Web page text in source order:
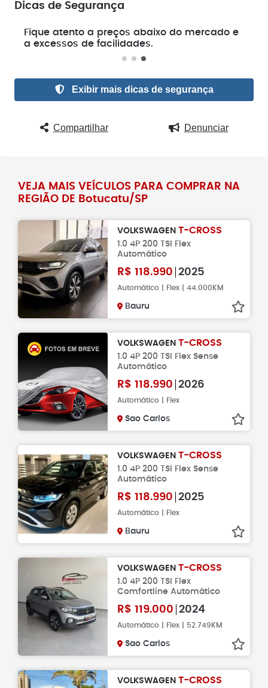
Dicas de Segurança
Fique atento a preços abaixo do mercado e
a excessos de facilidades.
Exibir mais dicas de segurança
Compartilhar Denunciar
VEJA MAIS VEÍCULOS PARA COMPRAR NA
REGIÃO DE Botucatu/SP
VOLKSWAGEN T-CROSS
1.0 4P 200 TSI Flex
Automático
R$ 118.990 2025
Automático | Flex | 44.000KM
Bauru
VOLKSWAGEN T-CROSS
1.0 4P 200 TSI Flex Sense
Automático
R$ 118.990 2026
Automático | Flex
Sao Carlos
VOLKSWAGEN T-CROSS
1.0 4P 200 TSI Flex Sense
Automático
R$ 118.990 2025
Automático | Flex
Bauru
VOLKSWAGEN T-CROSS
1.0 4P 200 TSI Flex
Comfortline Automático
R$ 119.000 2024
Automático | Flex | 52.749KM
Sao Carlos
VOLKSWAGEN T-CROSS